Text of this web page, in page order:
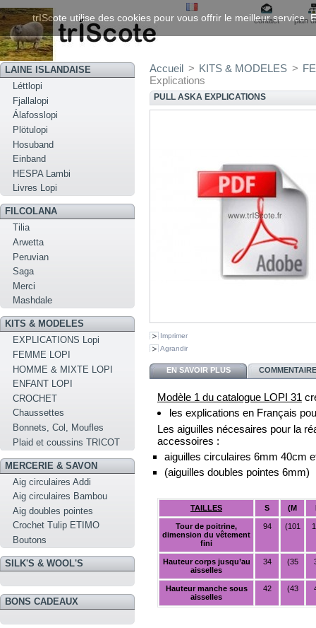
contact plan
LAINE ISLANDAISE
Léttlopi
Fjallalopi
Álafosslopi
Plötulopi
Hosuband
Einband
HESPA Lambi
Livres Lopi
FILCOLANA
Tilia
Arwetta
Peruvian
Saga
Merci
Mashdale
KITS & MODELES
EXPLICATIONS Lopi
FEMME LOPI
HOMME & MIXTE LOPI
ENFANT LOPI
CROCHET
Chaussettes
Bonnets, Col, Moufles
Plaid et coussins TRICOT
MERCERIE & SAVON
Aig circulaires Addi
Aig circulaires Bambou
Aig doubles pointes
Crochet Tulip ETIMO
Boutons
SILK'S & WOOL'S
BONS CADEAUX
Accueil > KITS & MODELES >
Explications
PULL ASKA EXPLICATIONS
Imprimer
Agrandir
EN SAVOIR PLUS
Modèle 1 du catalogue LOPI 31
les explications en Français
Les aiguilles nécesaires pour la
accessoires :
aiguilles circulaires 6mm 40cm
(aiguilles doubles pointes 6mm)
TAILLES S (M
Tour de poitrine,
dimension du vêtement
fini
94 (101
Hauteur corps jusqu’au
aisselles
34 (35
Hauteur manche sous
aisselles
42 (43
trIScote utilise des cookies pour vous offrir le meilleur